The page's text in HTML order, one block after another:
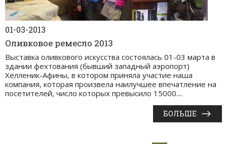
01-03-2013
Оливковое ремесло 2013
Выставка оливкового искусства состоялась 01-03 марта в
здании фехтования (бывший западный аэропорт)
Хелленик-Афины, в котором приняла участие наша
компания, которая произвела наилучшее впечатление на
посетителей, число которых превысило 15000....
БОЛЬШЕ